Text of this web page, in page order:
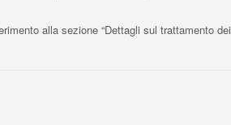
alla sezione “Dettagli sul trattamento dei